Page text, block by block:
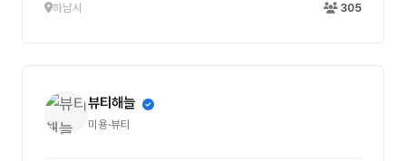
하남시 305
뷰티해늘
미용·뷰티